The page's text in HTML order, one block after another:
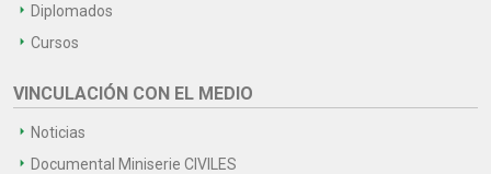
Diplomados
Cursos
VINCULACIÓN CON EL MEDIO
Noticias
Documental Miniserie CIVILES